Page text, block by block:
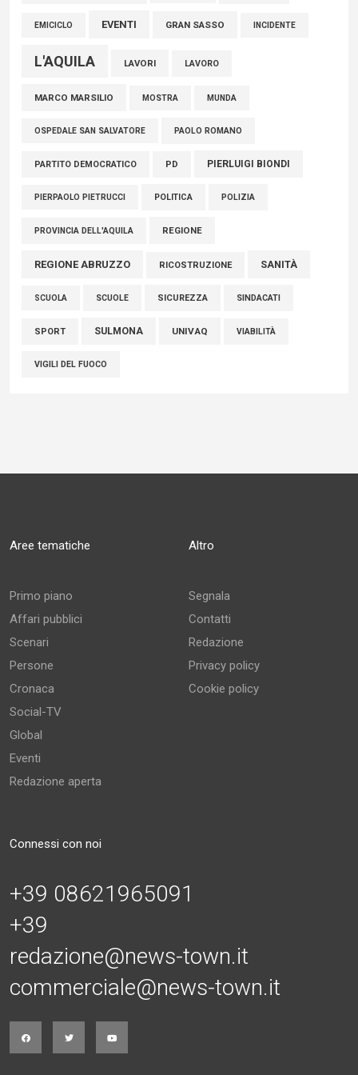
EMICICLO EVENTI GRAN SASSO INCIDENTE
L'AQUILA LAVORI LAVORO
MARCO MARSILIO MOSTRA MUNDA
OSPEDALE SAN SALVATORE PAOLO ROMANO
PARTITO DEMOCRATICO PD PIERLUIGI BIONDI
PIERPAOLO PIETRUCCI POLITICA POLIZIA
PROVINCIA DELL'AQUILA REGIONE
REGIONE ABRUZZO RICOSTRUZIONE SANITÀ
SCUOLA SCUOLE SICUREZZA SINDACATI
SPORT SULMONA UNIVAQ VIABILITÀ
VIGILI DEL FUOCO
Aree tematiche
Primo piano
Affari pubblici
Scenari
Persone
Cronaca
Social-TV
Global
Eventi
Redazione aperta
Altro
Segnala
Contatti
Redazione
Privacy policy
Cookie policy
Connessi con noi
+39 08621965091
+39
redazione@news-town.it
commerciale@news-town.it